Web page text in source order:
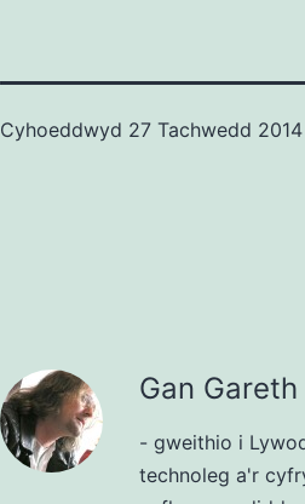
Cyhoeddwyd 27 Tachwedd 2014
Gan
- gweithio i
technoleg a'r